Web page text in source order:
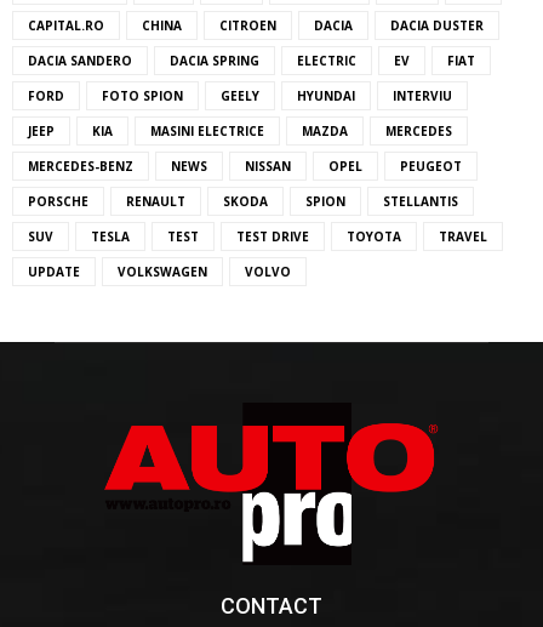
CAPITAL.RO CHINA CITROEN DACIA DACIA DUSTER
DACIA SANDERO DACIA SPRING ELECTRIC EV FIAT
FORD FOTO SPION GEELY HYUNDAI INTERVIU
JEEP KIA MASINI ELECTRICE MAZDA MERCEDES
MERCEDES-BENZ NEWS NISSAN OPEL PEUGEOT
PORSCHE RENAULT SKODA SPION STELLANTIS
SUV TESLA TEST TEST DRIVE TOYOTA TRAVEL
UPDATE VOLKSWAGEN VOLVO
CONTACT